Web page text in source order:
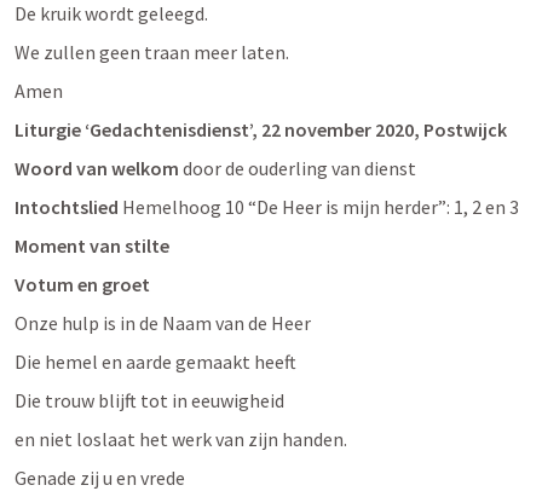
De kruik wordt geleegd.
We zullen geen traan meer laten.
Amen
Liturgie ‘Gedachtenisdienst’, 22 november 2020, Postwijck
Woord van welkom door de ouderling van dienst
Intochtslied Hemelhoog 10 “De Heer is mijn herder”: 1, 2 en 3
Moment van stilte
Votum en groet
Onze hulp is in de Naam van de Heer
Die hemel en aarde gemaakt heeft
Die trouw blijft tot in eeuwigheid
en niet loslaat het werk van zijn handen.
Genade zij u en vrede